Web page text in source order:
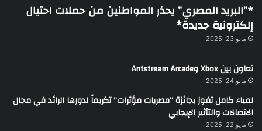
*”البريد المصري” يحذر المواطنين من حملات احتيال
إلكترونية جديدة*
مايو 23, 2025
تعاون بين Xbox وAntstream Arcade
مايو 24, 2025
لمياء كامل تفوز بجائزة “مصريات مؤثرات” تكريماً لدورها الرائد في مجال
الاتصالات والتأثير الإيجابي
مايو 22, 2025